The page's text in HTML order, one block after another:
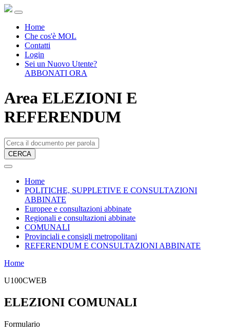
Home
Che cos'è MOL
Contatti
Login
Sei un Nuovo Utente?
ABBONATI ORA
Area ELEZIONI E
REFERENDUM
CERCA
Home
POLITICHE, SUPPLETIVE E CONSULTAZIONI
ABBINATE
Europee e consultazioni abbinate
Regionali e consultazioni abbinate
COMUNALI
Provinciali e consigli metropolitani
REFERENDUM E CONSULTAZIONI ABBINATE
Home
U100CWEB
ELEZIONI COMUNALI
Formulario